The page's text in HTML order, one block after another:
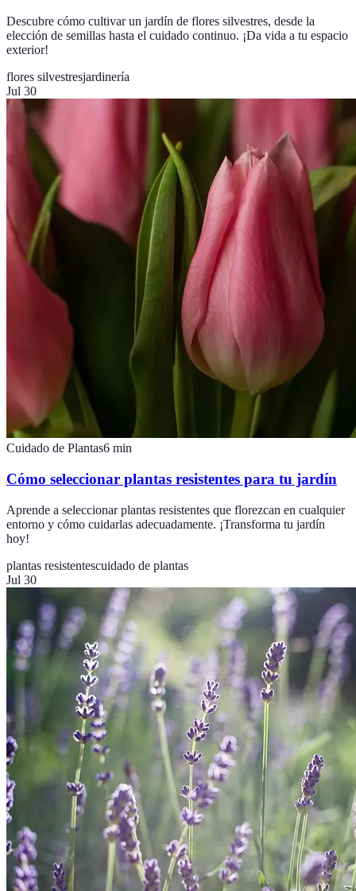
Descubre cómo cultivar un jardín de flores silvestres, desde la
elección de semillas hasta el cuidado continuo. ¡Da vida a tu espacio
exterior!
flores silvestresjardinería
Jul 30
Cuidado de Plantas6 min
Cómo seleccionar plantas resistentes para tu jardín
Aprende a seleccionar plantas resistentes que florezcan en cualquier
entorno y cómo cuidarlas adecuadamente. ¡Transforma tu jardín
hoy!
plantas resistentescuidado de plantas
Jul 30